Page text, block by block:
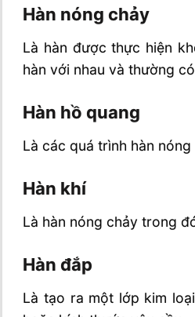
Hàn nóng chảy
Là hàn được thực hiện
hàn với nhau và thường
Hàn hồ quang
Là các quá trình hàn
Hàn khí
Là hàn nóng chảy trong
Hàn đắp
Là tạo ra một lớp kim